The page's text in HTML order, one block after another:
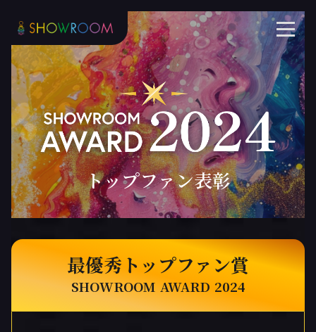
トップファン表彰
最優秀トップファン賞
SHOWROOM AWARD 2024